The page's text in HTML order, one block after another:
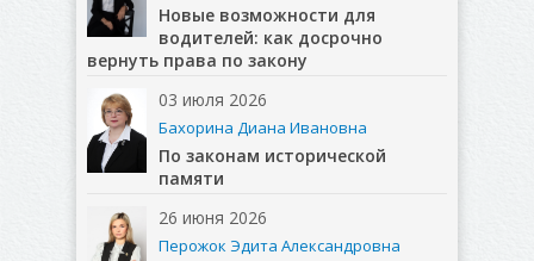
Новые возможности для
водителей: как досрочно
вернуть права по закону
03 июля 2026
Бахорина Диана Ивановна
По законам исторической
памяти
26 июня 2026
Перожок Эдита Александровна